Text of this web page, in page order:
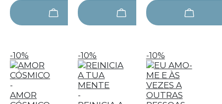
-10%
-
AMOR
-10%
-
-10%